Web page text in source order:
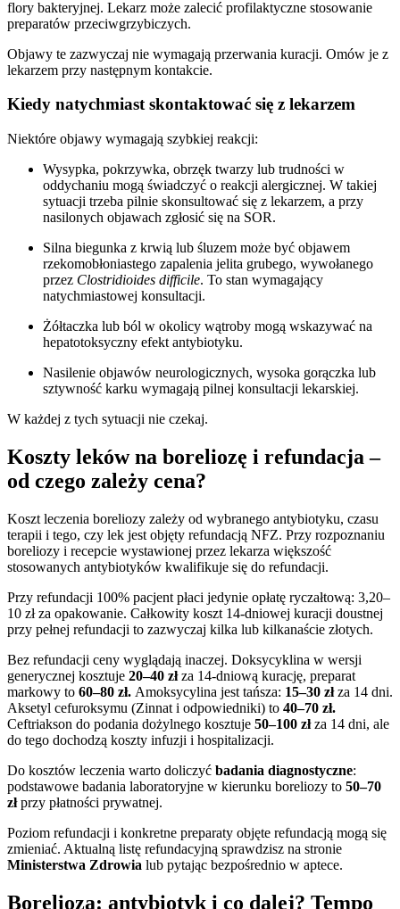
flory bakteryjnej. Lekarz może zalecić profilaktyczne stosowanie
preparatów przeciwgrzybiczych.
Objawy te zazwyczaj nie wymagają przerwania kuracji. Omów je z
lekarzem przy następnym kontakcie.
Kiedy natychmiast skontaktować się z lekarzem
Niektóre objawy wymagają szybkiej reakcji:
Wysypka, pokrzywka, obrzęk twarzy lub trudności w
oddychaniu mogą świadczyć o reakcji alergicznej. W takiej
sytuacji trzeba pilnie skonsultować się z lekarzem, a przy
nasilonych objawach zgłosić się na SOR.
Silna biegunka z krwią lub śluzem może być objawem
rzekomobłoniastego zapalenia jelita grubego, wywołanego
przez Clostridioides difficile. To stan wymagający
natychmiastowej konsultacji.
Żółtaczka lub ból w okolicy wątroby mogą wskazywać na
hepatotoksyczny efekt antybiotyku.
Nasilenie objawów neurologicznych, wysoka gorączka lub
sztywność karku wymagają pilnej konsultacji lekarskiej.
W każdej z tych sytuacji nie czekaj.
Koszty leków na boreliozę i refundacja –
od czego zależy cena?
Koszt leczenia boreliozy zależy od wybranego antybiotyku, czasu
terapii i tego, czy lek jest objęty refundacją NFZ. Przy rozpoznaniu
boreliozy i recepcie wystawionej przez lekarza większość
stosowanych antybiotyków kwalifikuje się do refundacji.
Przy refundacji 100% pacjent płaci jedynie opłatę ryczałtową: 3,20–
10 zł za opakowanie. Całkowity koszt 14-dniowej kuracji doustnej
przy pełnej refundacji to zazwyczaj kilka lub kilkanaście złotych.
Bez refundacji ceny wyglądają inaczej. Doksycyklina w wersji
generycznej kosztuje 20–40 złza 14-dniową kurację, preparat
markowy to 60–80 zł. Amoksycylina jest tańsza: 15–30 złza 14 dni.
Aksetyl cefuroksymu (Zinnat i odpowiedniki) to 40–70 zł.
Ceftriakson do podania dożylnego kosztuje 50–100 złza 14 dni, ale
do tego dochodzą koszty infuzji i hospitalizacji.
Do kosztów leczenia warto doliczyć badania diagnostyczne:
podstawowe badania laboratoryjne w kierunku boreliozy to 50–70
złprzy płatności prywatnej.
Poziom refundacji i konkretne preparaty objęte refundacją mogą się
zmieniać. Aktualną listę refundacyjną sprawdzisz na stronie
Ministerstwa Zdrowia lub pytając bezpośrednio w aptece.
Borelioza: antybiotyk i co dalej? Tempo